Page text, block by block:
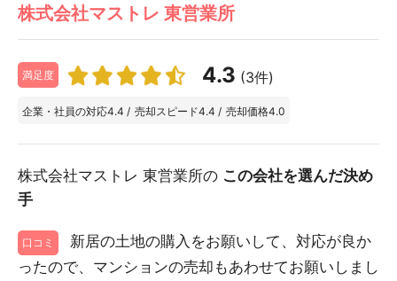
株式会社マストレ 東営業所
満足度 4.3 (3件)
企業・社員の対応4.4 / 売却スピード4.4 / 売却価格4.0
株式会社マストレ 東営業所の この会社を選んだ決め
手
口コミ
新居の土地の購入をお願いして、対応が良か
ったので、マンションの売却もあわせてお願いしまし